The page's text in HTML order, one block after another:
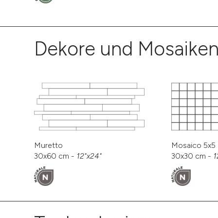
Dekore und Mosaiken
Muretto
30x60 cm - 12"x24"
Mosaico 5x5
30x30 cm -